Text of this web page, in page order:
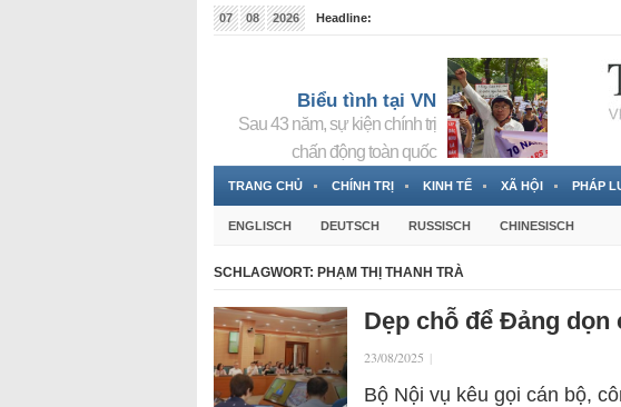
07 08 2026
Headline:
Biểu tình tại VN
Sau 43 năm, sự kiện chính trị
chấn động toàn quốc
TRANG CHỦ CHÍNH TRỊ KINH TẾ XÃ HỘI PHÁP
ENGLISCH DEUTSCH RUSSISCH CHINESISCH
SCHLAGWORT: PHẠM THỊ THANH TRÀ
Dẹp chỗ để Đảng dọn
23/08/2025 |
Bộ Nội vụ kêu gọi cán bộ,